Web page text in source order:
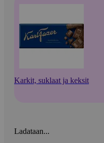
Karkit, suklaat ja keksit
Ladataan...